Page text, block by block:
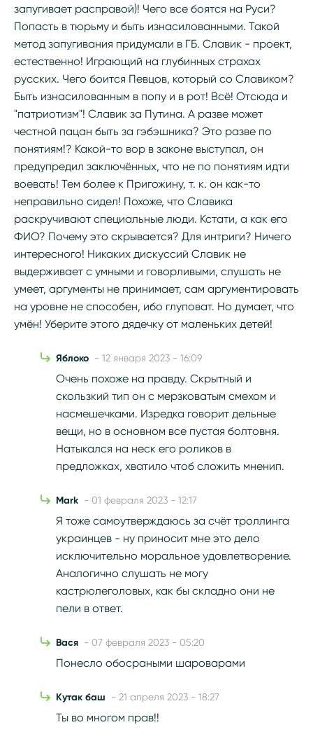
запугивает расправой)! Чего все боятся на Руси?
Попасть в тюрьму и быть изнасилованными. Такой
метод запугивания придумали в ГБ. Славик - проект,
естественно! Играющий на глубинных страхах
русских. Чего боится Певцов, который со Славиком?
Быть изнасилованным в попу и в рот! Всё! Отсюда и
"патриотизм"! Славик за Путина. А разве может
честной пацан быть за гэбэшника? Это разве по
понятиям!? Какой-то вор в законе выступал, он
предупредил заключённых, что не по понятиям идти
воевать! Тем более к Пригожину, т. к. он как-то
неправильно сидел! Похоже, что Славика
раскручивают специальные люди. Кстати, а как его
ФИО? Почему это скрывается? Для интриги? Ничего
интересного! Никаких дискуссий Славик не
выдерживает с умными и говорливыми, слушать не
умеет, аргументы не принимает, сам аргументировать
на уровне не способен, ибо глуповат. Но думает, что
умён! Уберите этого дядечку от маленьких детей!
Яблоко - 12 января 2023 - 16:09
Очень похоже на правду. Скрытный и
скользкий тип он с мерзковатым смехом и
насмешечками. Изредка говорит дельные
вещи, но в основном все пустая болтовня.
Натыкался на неск его роликов в
предложках, хватило чтоб сложить мненип.
Mark - 01 февраля 2023 - 12:17
Я тоже самоутверждаюсь за счёт троллинга
украинцев - ну приносит мне это дело
исключительно моральное удовлетворение.
Аналогично слушать не могу
кастрюлеголовых, как бы складно они не
пели в ответ.
Вася - 07 февраля 2023 - 05:20
Понесло обосраными шароварами
Кутак баш - 21 апреля 2023 - 18:27
Ты во многом прав!!